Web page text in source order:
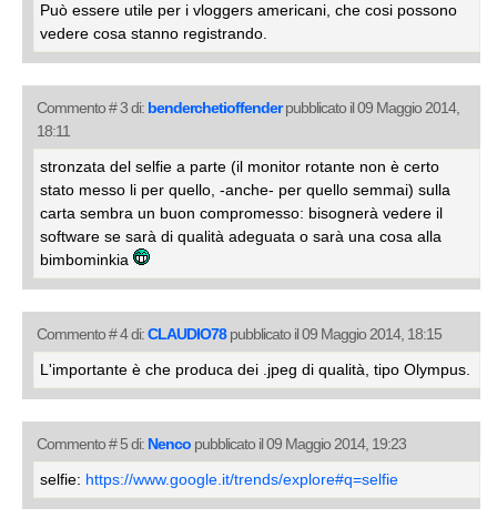
Può essere utile per i vloggers americani, che cosi possono
vedere cosa stanno registrando.
Commento # 3 di: benderchetioffenderpubblicato il 09 Maggio 2014,
18:11
stronzata del selfie a parte (il monitor rotante non è certo
stato messo li per quello, -anche- per quello semmai) sulla
carta sembra un buon compromesso: bisognerà vedere il
software se sarà di qualità adeguata o sarà una cosa alla
bimbominkia
Commento # 4 di:CLAUDIO78pubblicato il 09 Maggio 2014, 18:15
L'importante è che produca dei .jpeg di qualità, tipo Olympus.
Commento # 5 di: Nenco pubblicato il 09 Maggio 2014, 19:23
selfie: https://www.google.it/trends/explore#q=selfie